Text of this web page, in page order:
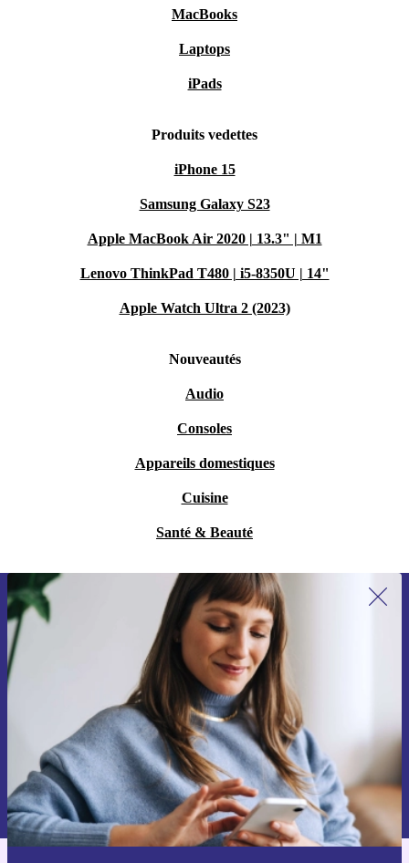
MacBooks
Laptops
iPads
Produits vedettes
iPhone 15
Samsung Galaxy S23
Apple MacBook Air 2020 | 13.3" | M1
Lenovo ThinkPad T480 | i5-8350U | 14"
Apple Watch Ultra 2 (2023)
Nouveautés
Audio
Consoles
Appareils domestiques
Cuisine
Santé & Beauté
Recevoir offres et infos de refurbed
par mail
Ne manquez plus aucune offre.
S'inscrire
Retrouvez les informations sur l'utilisation des données personnelles
dans notre
politique de confidentialité.